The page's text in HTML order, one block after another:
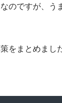
のですが、う
をまとめまし